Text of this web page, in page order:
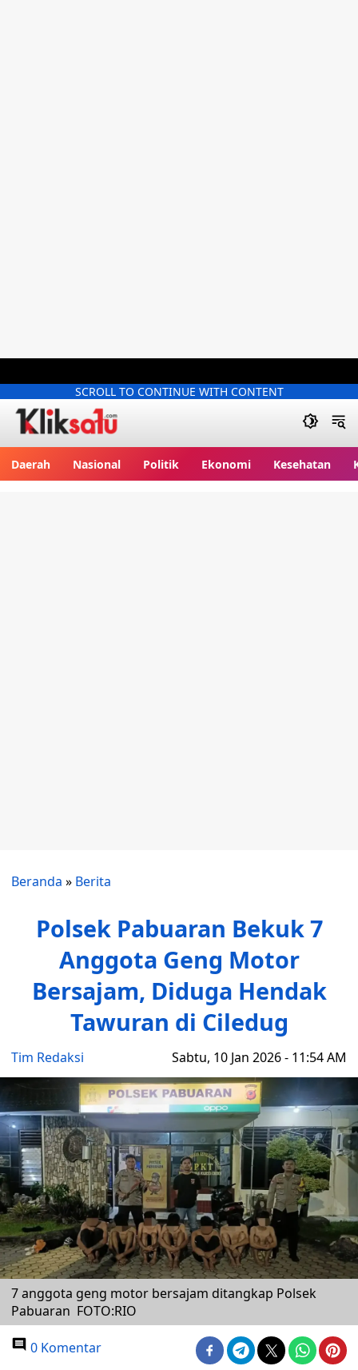
SCROLL TO CONTINUE WITH CONTENT
Daerah Nasional Politik Ekonomi Kesehatan
Beranda » Berita
Polsek Pabuaran Bekuk 7
Anggota Geng Motor
Bersajam, Diduga Hendak
Tawuran di Ciledug
Tim Redaksi Sabtu, 10 Jan 2026 - 11:54 AM
7 anggota geng motor bersajam ditangkap Polsek
Pabuaran FOTO:RIO
0 Komentar